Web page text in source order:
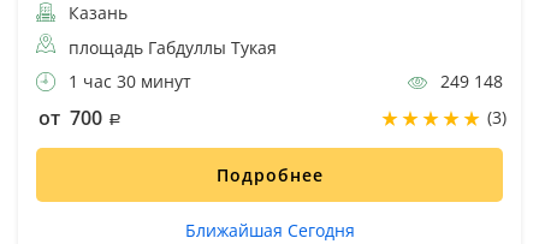
Казань
площадь Габдуллы Тукая
1 час 30 минут
249 148
от 700 (3)
Подробнее
Ближайшая Сегодня